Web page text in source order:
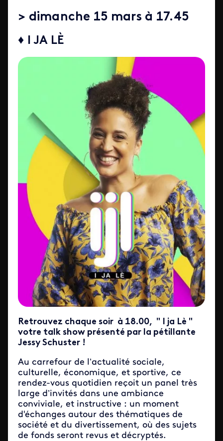
> dimanche 15 mars à 17.45
♦ I JA LÈ
Retrouvez chaque soir à 18.00, " I ja Lè "
votre talk show présenté par la pétillante
Jessy Schuster !
Au carrefour de l’actualité sociale,
culturelle, économique, et sportive, ce
rendez-vous quotidien reçoit un panel très
large d’invités dans une ambiance
conviviale, et instructive : un moment
d'échanges autour des thématiques de
société et du divertissement, où des sujets
de fonds seront revus et décryptés.